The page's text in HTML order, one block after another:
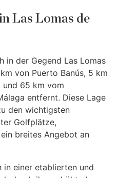
Las Lomas de
in der Gegend Las Lomas
von Puerto Banús, 5 km
und 65 km vom
entfernt. Diese Lage
den wichtigsten
Golfplätze,
breites Angebot an
in einer etablierten und